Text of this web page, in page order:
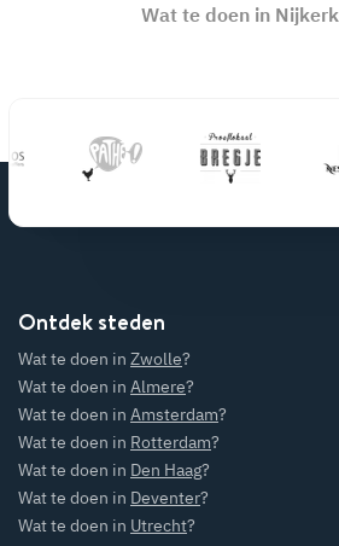
Wat te doen in Nijkerk
Ontdek steden
Wat te doen in Zwolle?
Wat te doen in Almere?
Wat te doen in Amsterdam?
Wat te doen in Rotterdam?
Wat te doen in Den Haag?
Wat te doen in Deventer?
Wat te doen in Utrecht?